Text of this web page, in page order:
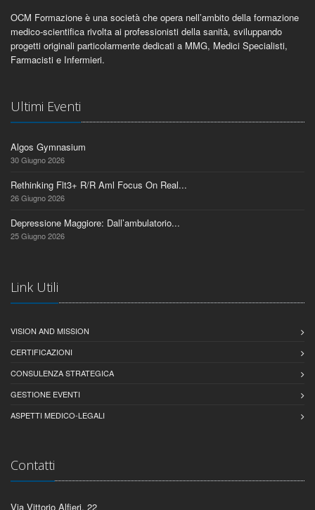
OCM Formazione è una società che opera nell’ambito della formazione
medico-scientifica rivolta ai professionisti della sanità, sviluppando
progetti originali particolarmente dedicati a MMG, Medici Specialisti,
Farmacisti e Infermieri.
Ultimi Eventi
Algos Gymnasium
30 Giugno 2026
Rethinking Flt3+ R/R Aml Focus On Real...
26 Giugno 2026
Depressione Maggiore: Dall’ambulatorio...
25 Giugno 2026
Link Utili
VISION AND MISSION
CERTIFICAZIONI
CONSULENZA STRATEGICA
GESTIONE EVENTI
ASPETTI MEDICO-LEGALI
Contatti
Via Vittorio Alfieri, 22